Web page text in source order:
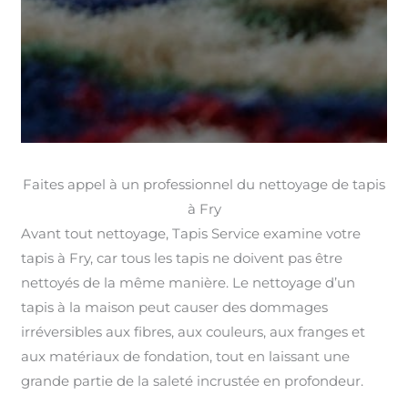
Faites appel à un professionnel du nettoyage de tapis
à Fry
Avant tout nettoyage, Tapis Service examine votre
tapis à Fry, car tous les tapis ne doivent pas être
nettoyés de la même manière. Le nettoyage d’un
tapis à la maison peut causer des dommages
irréversibles aux fibres, aux couleurs, aux franges et
aux matériaux de fondation, tout en laissant une
grande partie de la saleté incrustée en profondeur.